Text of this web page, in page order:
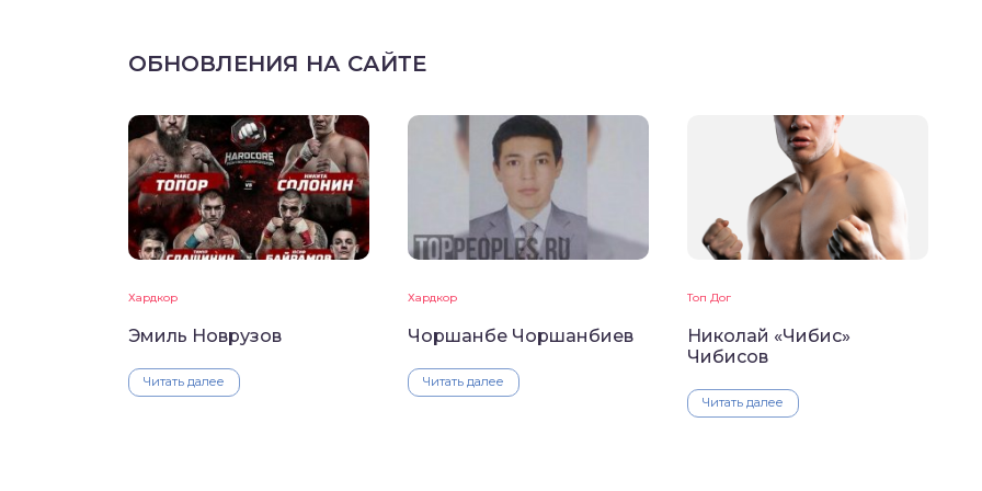
ОБНОВЛЕНИЯ НА САЙТЕ
Хардкор
Эмиль Новрузов
Читать далее
Хардкор
Чоршанбе Чоршанбиев
Читать далее
Топ Дог
Николай «Чибис»
Чибисов
Читать далее